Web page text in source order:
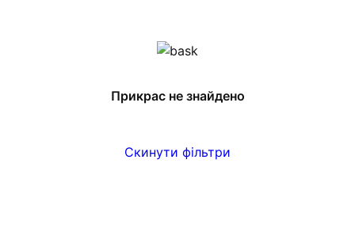
Прикрас не знайдено
Скинути фільтри